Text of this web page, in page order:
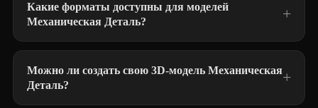
Какие форматы доступны для моделей
Механическая Деталь?
Можно ли создать свою 3D-модель Механическая
Деталь?